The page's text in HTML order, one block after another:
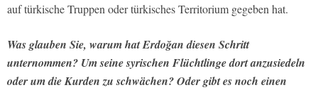
auf türkische Truppen oder türkisches Territorium gegeben hat.
Was glauben Sie, warum hat Erdoğan diesen Schritt
unternommen? Um seine syrischen Flüchtlinge dort anzusiedeln
oder um die Kurden zu schwächen? Oder gibt es noch einen